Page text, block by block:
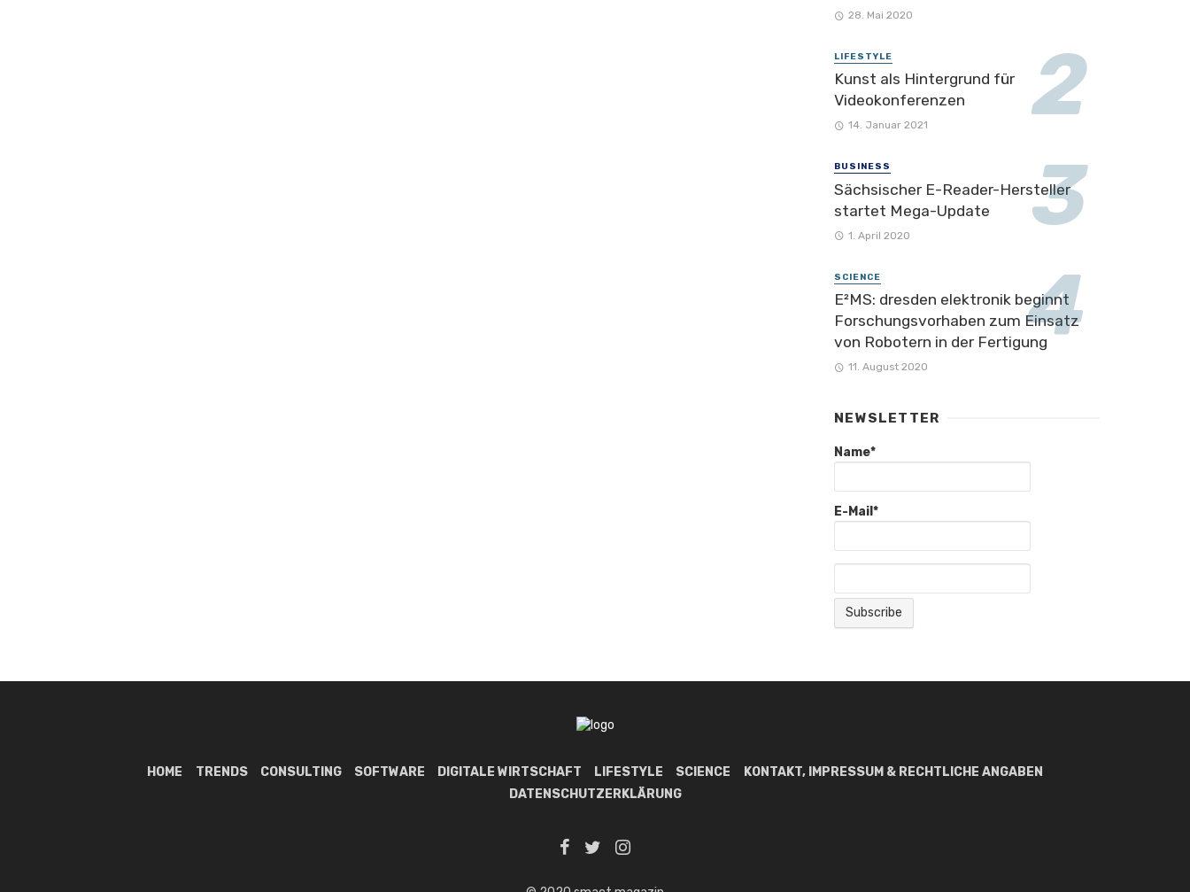
28. Mai 2020
LIFESTYLE
Kunst als Hintergrund für
Videokonferenzen
14. Januar 2021
BUSINESS
Sächsischer E-Reader-Hersteller
startet Mega-Update
1. April 2020
SCIENCE
E²MS: dresden elektronik beginnt
Forschungsvorhaben zum Einsatz
von Robotern in der Fertigung
11. August 2020
NEWSLETTER
Name*
E-Mail*
HOME TRENDS CONSULTING SOFTWARE DIGITALE WIRTSCHAFT LIFESTYLE SCIENCE
KONTAKT, IMPRESSUM & RECHTLICHE ANGABEN
DATENSCHUTZERKLÄRUNG